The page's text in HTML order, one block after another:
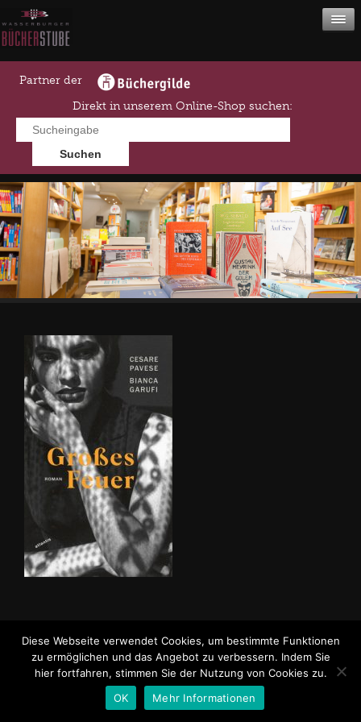
Partner der
Direkt in unserem Online-Shop suchen:
Impressum
Datenschutzerklärung
Bestellung / Kontakt
Diese Webseite verwendet Cookies, um bestimmte Funktionen
zu ermöglichen und das Angebot zu verbessern. Indem Sie
hier fortfahren, stimmen Sie der Nutzung von Cookies zu.
OK
Mehr Informationen